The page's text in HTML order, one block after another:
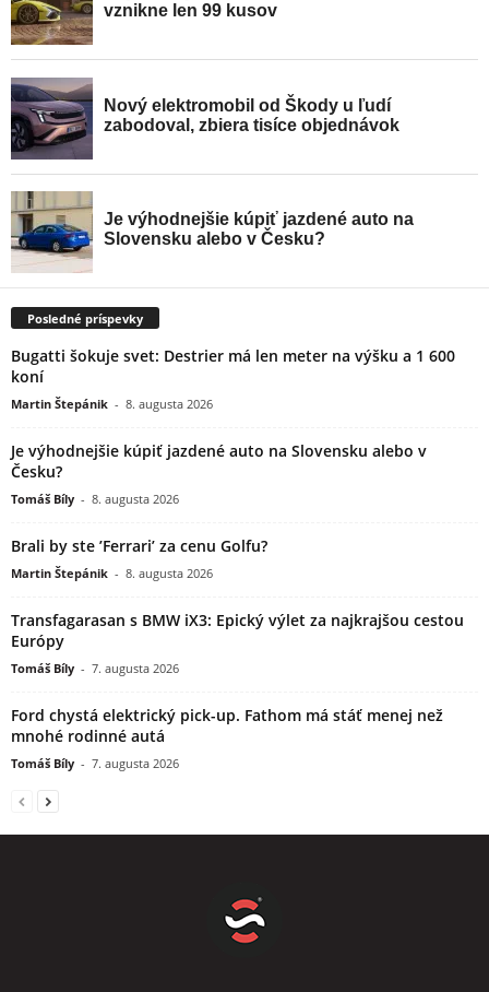
Posledné príspevky
Bugatti šokuje svet: Destrier má len meter na výšku a 1 600
koní
Martin Štepánik - 8. augusta 2026
Je výhodnejšie kúpiť jazdené auto na Slovensku alebo v
Česku?
Tomáš Bíly - 8. augusta 2026
Brali by ste ’Ferrari’ za cenu Golfu?
Martin Štepánik - 8. augusta 2026
Transfagarasan s BMW iX3: Epický výlet za najkrajšou cestou
Európy
Tomáš Bíly - 7. augusta 2026
Ford chystá elektrický pick-up. Fathom má stáť menej než
mnohé rodinné autá
Tomáš Bíly - 7. augusta 2026